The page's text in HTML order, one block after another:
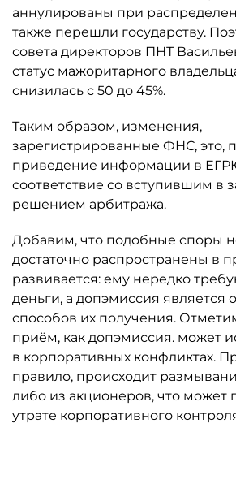
аннулированы при
также перешли государству.
совета директоров ПНТ
статус мажоритарного
снизилась с 50 до 45%.
Таким образом, изменения,
зарегистрированные ФНС, это,
приведение информации в
соответствие со вступившим в
решением арбитража.
Добавим, что подобные споры
достаточно распространены в
развивается: ему нередко
деньги, а допэмиссия является
способов их получения.
приём, как допэмиссия. может
в корпоративных конфликтах.
правило, происходит
либо из акционеров, что может
утрате корпоративного